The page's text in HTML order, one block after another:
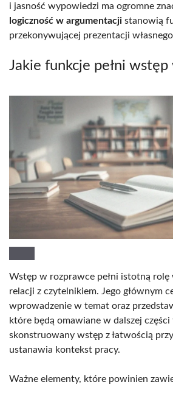
i jasność wypowiedzi ma ogromne
logiczność w argumentacji stanowią
przekonywującej prezentacji
Jakie funkcje pełni
Wstęp w rozprawce pełni istotną rolę
relacji z czytelnikiem. Jego głównym
wprowadzenie w temat oraz
które będą omawiane w dalszej
skonstruowany wstęp z łatwością
ustanawia kontekst pracy.
Ważne elementy, które powinien